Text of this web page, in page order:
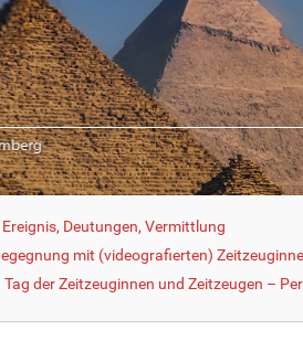
Deutungen, Vermittlung
mit (videografierten)
der Zeitzeuginnen und Zeitzeugen –